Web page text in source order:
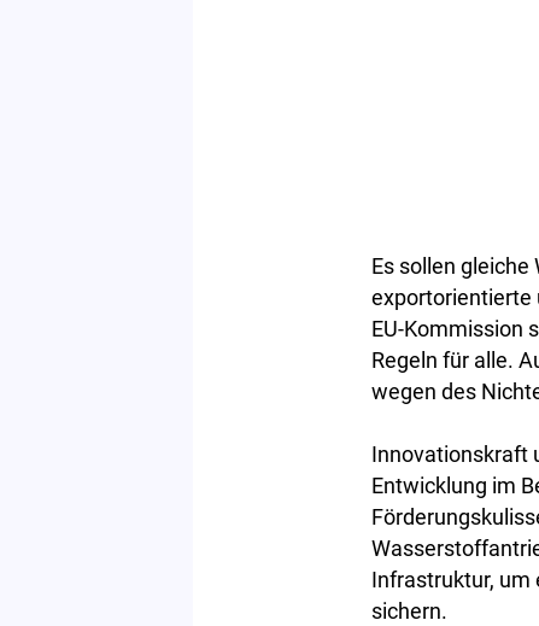
Es sollen
exportorientierte
EU-Kommission
Regeln für alle.
wegen des
Innovationskraft
Entwicklung im
Infrastruktur,
sichern.